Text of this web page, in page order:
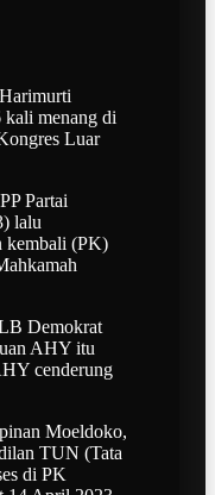
menang di
Luar
Partai
lalu
kembali (PK)
Demokrat
AHY itu
cenderung
Moeldoko,
TUN (Tata
di PK